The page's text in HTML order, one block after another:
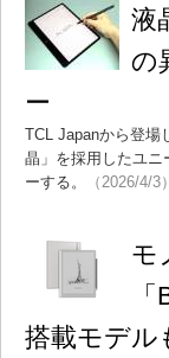
液
の
ー
TCL Japanから登場
晶」を採用したユニ
ーする。
（2026/4/3）
モ
搭載モデル